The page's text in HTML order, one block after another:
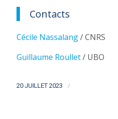
Contacts
Cécile Nassalang/ CNRS
Guillaume Roullet/ UBO
20 JUILLET 2023 /